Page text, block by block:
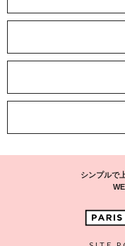
シンプルで